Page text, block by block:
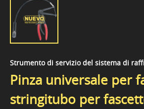
Strumento di servizio del sistema di
Pinza universale per
stringitubo per